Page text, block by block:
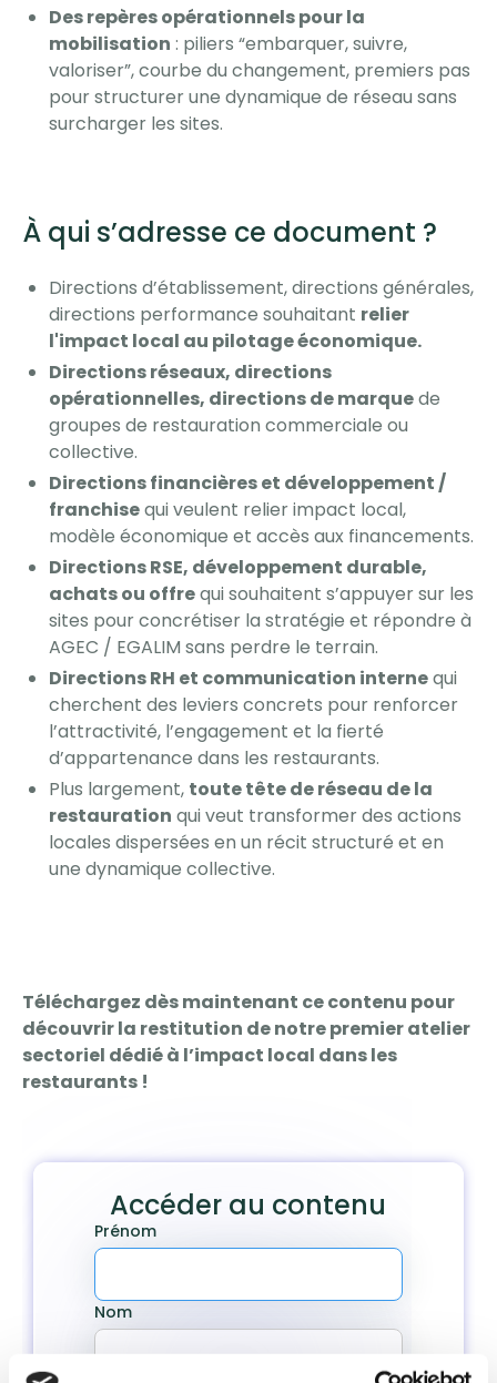
Des repères opérationnels pour la
mobilisation : piliers “embarquer, suivre,
valoriser”, courbe du changement, premiers pas
pour structurer une dynamique de réseau sans
surcharger les sites.
À qui s’adresse ce document ?
Directions d’établissement, directions générales,
directions performance souhaitant relier
l'impact local au pilotage économique.
Directions réseaux, directions
opérationnelles, directions de marquede
groupes de restauration commerciale ou
collective.
Directions financières et développement /
franchisequi veulent relier impact local,
modèle économique et accès aux financements.
Directions RSE, développement durable,
achats ou offrequi souhaitent s’appuyer sur les
sites pour concrétiser la stratégie et répondre à
AGEC / EGALIM sans perdre le terrain.
Directions RH et communication internequi
cherchent des leviers concrets pour renforcer
l’attractivité, l’engagement et la fierté
d’appartenance dans les restaurants.
Plus largement, toute tête de réseau de la
restauration qui veut transformer des actions
locales dispersées en un récit structuré et en
une dynamique collective.
Téléchargez dès maintenant ce contenu pour
découvrir la restitution de notre premier atelier
sectoriel dédié à l’impact local dans les
restaurants !
Accéder au contenu
Prénom
Nom